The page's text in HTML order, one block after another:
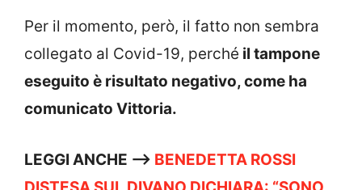
Per il momento, però, il fatto non sembra
collegato al Covid-19, perché il tampone
eseguito è risultato negativo, come ha
comunicato Vittoria.
LEGGI ANCHE —-> BENEDETTA ROSSI